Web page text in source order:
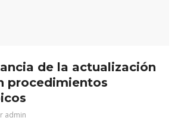
de la actualización
procedimientos
admin